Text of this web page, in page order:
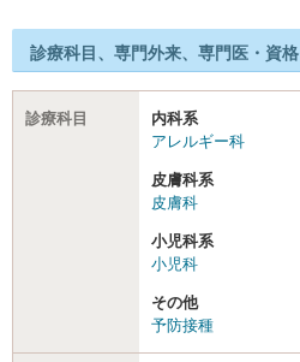
診療科目、専門外来、専門医・資格
診療科目
内科系
アレルギー科
皮膚科系
皮膚科
小児科系
小児科
その他
予防接種